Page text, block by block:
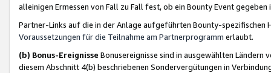
alleinigen Ermessen von Fall zu Fall fest, ob ein Bounty Event
Partner-Links auf die in der Anlage aufgeführten Bounty-spezifischen
Voraussetzungen für die Teilnahme am Partnerprogramm erlaubt.
(b) Bonus-Ereignisse Bonusereignisse sind in ausgewählten Ländern
diesem Abschnitt 4(b) beschriebenen Sondervergütungen in